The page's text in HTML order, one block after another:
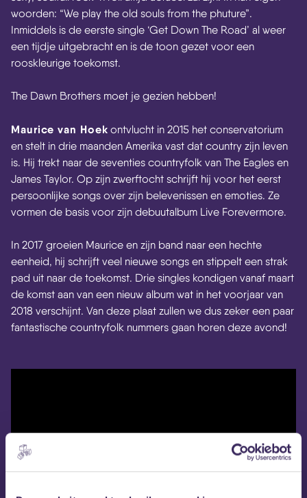
woorden: “We play the old souls from the phuture”.
Inmiddels is de eerste single ‘Get Down The Road’ al weer
een tijdje uitgebracht en is de toon gezet voor een
rooskleurige toekomst.
The Dawn Brothers moet je gezien hebben!
Maurice van Hoek ontvlucht in 2015 het conservatorium
en stelt in drie maanden Amerika vast dat country zijn leven
is. Hij trekt naar de seventies countryfolk van The Eagles en
James Taylor. Op zijn zwerftocht schrijft hij voor het eerst
persoonlijke songs over zijn belevenissen en emoties. Ze
vormen de basis voor zijn debuutalbum Live Forevermore.
In 2017 groeien Maurice en zijn band naar een hechte
eenheid, hij schrijft veel nieuwe songs en stippelt een strak
pad uit naar de toekomst. Drie singles kondigen vanaf maart
de komst aan van een nieuw album wat in het voorjaar van
2018 verschijnt. Van deze plaat zullen we dus zeker een paar
fantastische countryfolk nummers gaan horen deze avond!